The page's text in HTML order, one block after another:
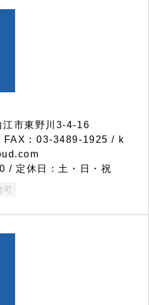
市東野川3-4-16
：03-3489-1925 / k
/ 定休日：土・日・祝
可